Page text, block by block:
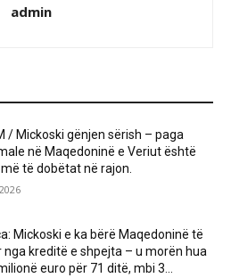
admin
/ Mickoski gënjen sërish – paga
në Maqedoninë e Veriut është
të dobëtat në rajon.
Mickoski e ka bërë Maqedoninë të
nga kreditë e shpejta – u morën hua
euro për 71 ditë, mbi 3...